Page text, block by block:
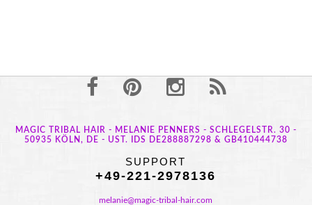
MAGIC TRIBAL HAIR - MELANIE PENNERS - SCHLEGELSTR. 30 -
50935 KÖLN, DE - UST. IDS DE288887298 & GB410444738
SUPPORT
+49-221-2978136
melanie@magic-tribal-hair.com